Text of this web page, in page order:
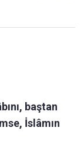
baştan
İslâmın